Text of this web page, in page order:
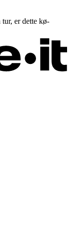
er dette kø-